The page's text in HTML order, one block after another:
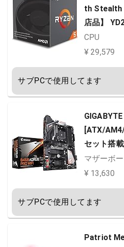
th Stealth
店品】
CPU
¥ 29,579
サブPCで使用してます
[ATX/
セット搭
ゲーミング
マザーボ
¥ 13,630
サブPCで使用してます
Patriot